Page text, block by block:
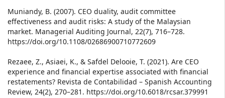
Muniandy, B. (2007). CEO duality, audit committee
effectiveness and audit risks: A study of the Malaysian
market. Managerial Auditing Journal, 22(7), 716–728.
https://doi.org/10.1108/02686900710772609
Rezaee, Z., Asiaei, K., & Safdel Delooie, T. (2021). Are CEO
experience and financial expertise associated with financial
restatements? Revista de Contabilidad – Spanish Accounting
Review, 24(2), 270–281. https://doi.org/10.6018/rcsar.379991